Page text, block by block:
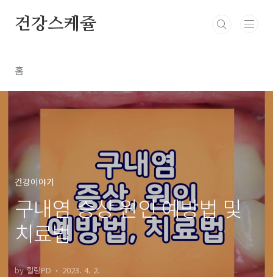
건강스케쥴
홈
건강이야기
구내염 증상 원인 예방법 및
치료법
by 힐링PD 2023. 4. 2.